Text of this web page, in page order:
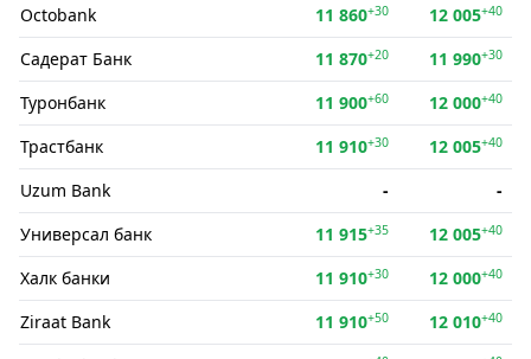
Octobank 11 860+30 12 005+40
Садерат Банк 11 870+20 11 990+30
Туронбанк 11 900+60 12 000+40
Трастбанк 11 910+30 12 005+40
Uzum Bank -
-
Универсал банк
11 915+35 12 005+40
Халк банки 11 910+30 12 000+40
Ziraat Bank 11 910+50 12 010+40